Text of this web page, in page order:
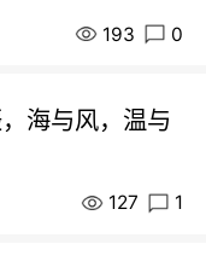
193 0
海与风，温与
127 1